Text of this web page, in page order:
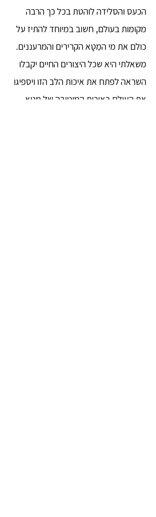
הכעס והסלידה לוהטת בכל כך הרבה
מקומות בעולם, חשוב במיוחד להתיז על
כולם את מי המֵטָּא הקרירים והמרעננים.
משאלתי היא שכל היצורים החיים יקבלו
השראה לפתח את איכות הלב הזו ויספיגו
את העולם באיכות המיטיבה של מֵטָּא.